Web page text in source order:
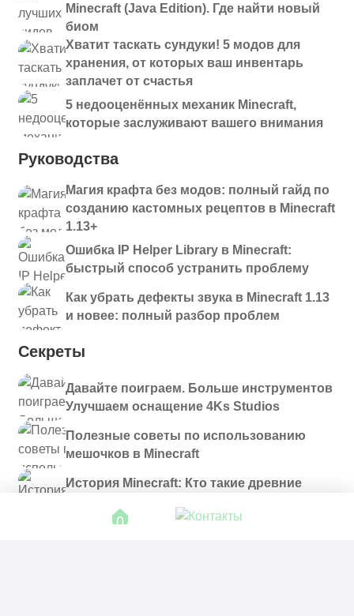
Minecraft (Java Edition). Где найти новый
биом
Хватит таскать сундуки! 5 модов для
хранения, от которых ваш инвентарь
заплачет от счастья
5 недооценённых механик Minecraft,
которые заслуживают вашего внимания
Руководства
Магия крафта без модов: полный гайд по
созданию кастомных рецептов в Minecraft
1.13+
Ошибка IP Helper Library в Minecraft:
быстрый способ устранить проблему
Как убрать дефекты звука в Minecraft 1.13
и новее: полный разбор проблем
Секреты
Давайте поиграем. Больше инструментов
Улучшаем оснащение 4Ks Studios
Полезные советы по использованию
мешочков в Minecraft
История Minecraft: Кто такие древние